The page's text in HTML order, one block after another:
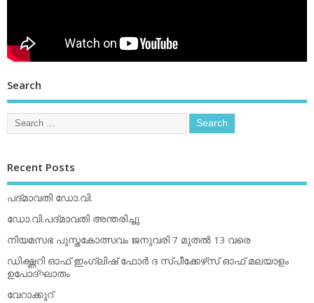
Search
Recent Posts
പദ്മാവതി ഡോ.വി.
ഡോ.വി.പദ്മാവതി അന്തരിച്ചു
നിയമസഭ പുസ്തകോത്സവം ജനുവരി 7 മുതല്‍ 13 വരെ
ഡിക്ഷ്ണറി ഓഫ് ഇംഗ്ലിഷ് ഫോര്‍ ദ സ്പീക്കേഴ്‌സ് ഓഫ് മലയാളം
ഉപോദ്ഘാതം
വേറാക്കൂറ്